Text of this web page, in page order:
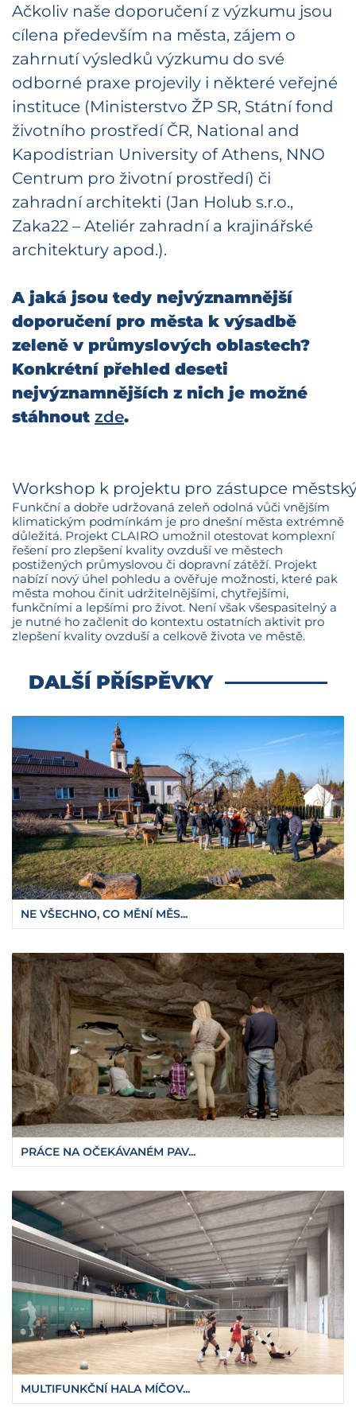
Ačkoliv naše doporučení z výzkumu jsou
cílena především na města, zájem o
zahrnutí výsledků výzkumu do své
odborné praxe projevily i některé veřejné
instituce (Ministerstvo ŽP SR, Státní fond
životního prostředí ČR, National and
Kapodistrian University of Athens, NNO
Centrum pro životní prostředí) či
zahradní architekti (Jan Holub s.r.o.,
Zaka22 – Ateliér zahradní a krajinářské
architektury apod.).
A jaká jsou tedy nejvýznamnější
doporučení pro města k výsadbě
zeleně v průmyslových oblastech?
Konkrétní přehled deseti
nejvýznamnějších z nich je možné
stáhnout zde.
Workshop k projektu pro zástupce
Funkční a dobře udržovaná zeleň odolná vůči vnějším
klimatickým podmínkám je pro dnešní města extrémně
důležitá. Projekt CLAIRO umožnil otestovat komplexní
řešení pro zlepšení kvality ovzduší ve městech
postižených průmyslovou či dopravní zátěží. Projekt
nabízí nový úhel pohledu a ověřuje možnosti, které pak
města mohou činit udržitelnějšími, chytřejšími,
funkčními a lepšími pro život. Není však všespasitelný a
je nutné ho začlenit do kontextu ostatních aktivit pro
zlepšení kvality ovzduší a celkově života ve městě.
DALŠÍ PŘÍSPĚVKY
NE VŠECHNO, CO MĚNÍ MĚS...
PRÁCE NA OČEKÁVANÉM PAV...
MULTIFUNKČNÍ HALA MÍČOV...